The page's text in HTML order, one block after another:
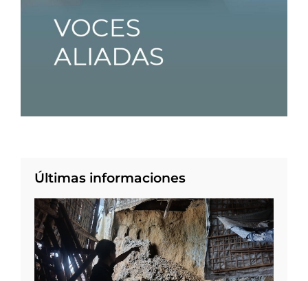
Últimas informaciones